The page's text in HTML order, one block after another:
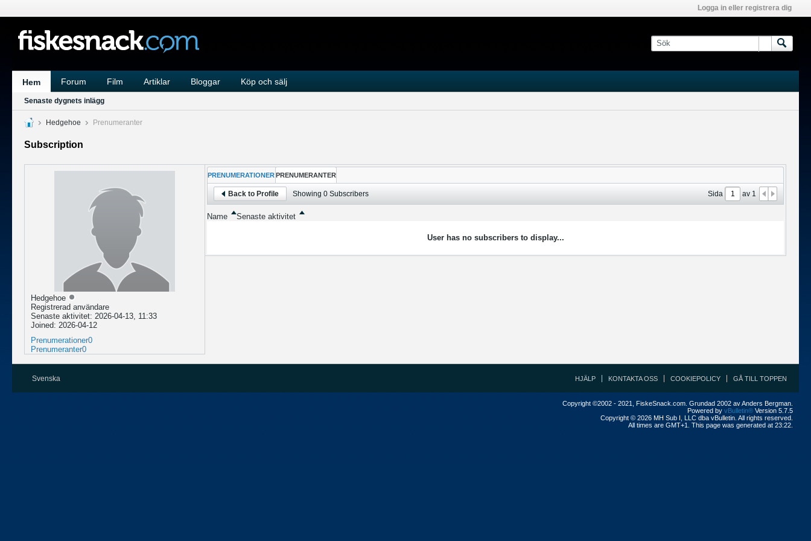
Logga in eller registrera dig
Hem Forum Film Artiklar Bloggar Köp och sälj
Senaste dygnets inlägg
Hedgehoe Prenumeranter
Subscription
Hedgehoe
Registrerad användare
Senaste aktivitet: 2026-04-13, 11:33
Joined: 2026-04-12
Prenumerationer0
Prenumeranter0
PRENUMERATIONER PRENUMERANTER
Back to Profile Showing 0Subscribers Sida av 1
Name Senaste aktivitet
User has no subscribers to display...
Svenska HJÄLP KONTAKTA OSS COOKIEPOLICY GÅ TILL TOPPEN
Copyright ©2002 - 2021, FiskeSnack.com. Grundad 2002 av Anders Bergman.
Powered by vBulletin® Version 5.7.5
Copyright © 2026 MH Sub I, LLC dba vBulletin. All rights reserved.
All times are GMT+1. This page was generated at 23:22.